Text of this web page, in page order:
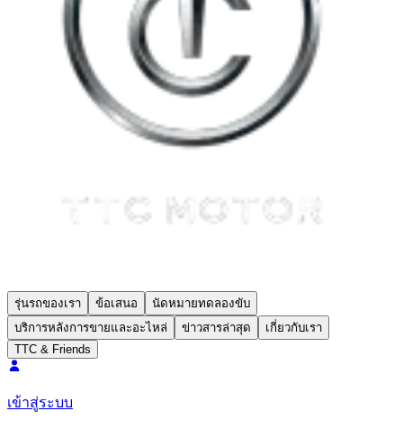
รุ่นรถของเรา ข้อเสนอ
นัดหมายทดลองขับ
บริการหลังการขายและอะไหล่
ข่าวสารล่าสุด
เกี่ยวกับเรา
TTC & Friends
เข้าสู่ระบบ